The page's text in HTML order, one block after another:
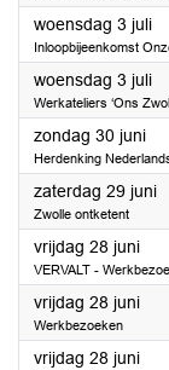
woensdag 3 juli
Inloopbijeenkomst
woensdag 3 juli
Werkateliers ‘Ons
zondag 30 juni
Herdenking
zaterdag 29 juni
Zwolle ontketent
vrijdag 28 juni2024
VERVALT -
vrijdag 28 juni2024
Werkbezoeken
vrijdag 28 juni2024